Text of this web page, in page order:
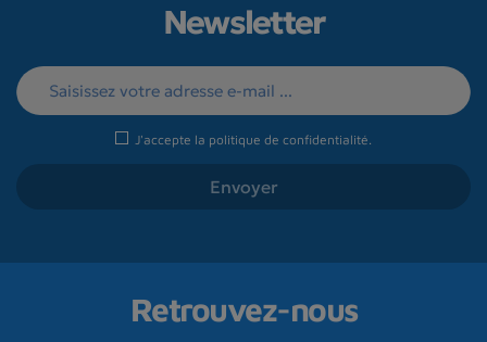
Newsletter
J'accepte la politique de confidentialité
Retrouvez-nous